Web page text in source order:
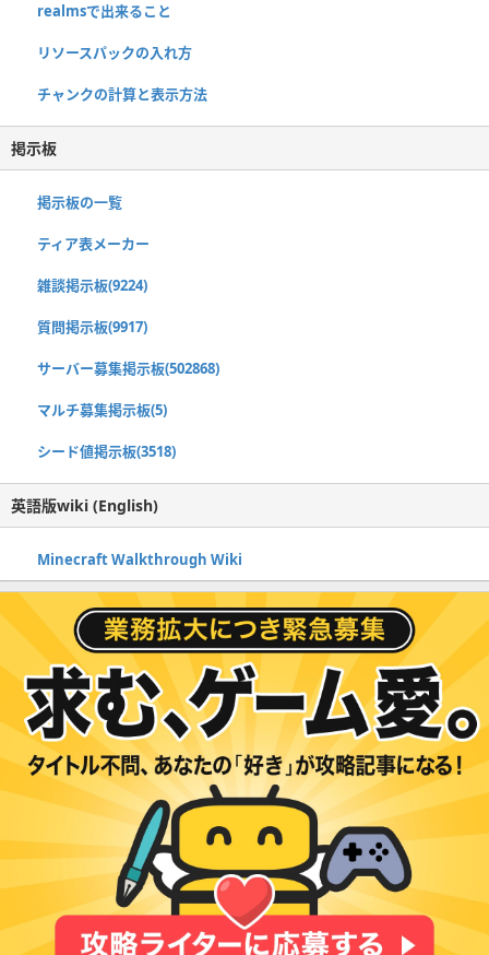
realmsで出来ること
リソースパックの入れ方
チャンクの計算と表示方法
掲示板
掲示板の一覧
ティア表メーカー
雑談掲示板(9224)
質問掲示板(9917)
サーバー募集掲示板(502868)
マルチ募集掲示板(5)
シード値掲示板(3518)
英語版wiki (English)
Minecraft Walkthrough Wiki